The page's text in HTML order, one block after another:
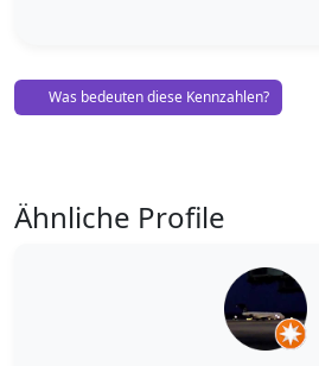
Was bedeuten diese Kennzahlen?
Ähnliche Profile